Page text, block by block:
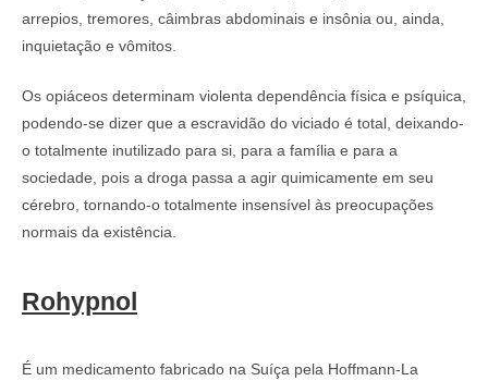
arrepios, tremores, câimbras abdominais e insônia ou, ainda,
inquietação e vômitos.
Os opiáceos determinam violenta dependência física e psíquica,
podendo-se dizer que a escravidão do viciado é total, deixando-
o totalmente inutilizado para si, para a família e para a
sociedade, pois a droga passa a agir quimicamente em seu
cérebro, tornando-o totalmente insensível às preocupações
normais da existência.
Rohypnol
É um medicamento fabricado na Suíça pela Hoffmann-La